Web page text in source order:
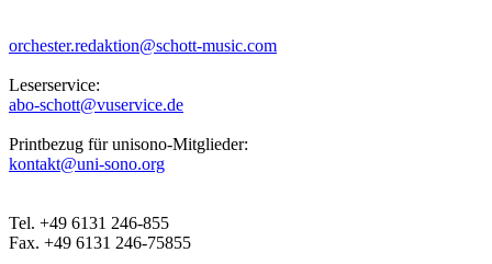
orchester.redaktion@schott-music.com
Leserservice:
abo-schott@vuservice.de
Printbezug für unisono-Mitglieder:
kontakt@uni-sono.org
Tel. +49 6131 246-855
Fax. +49 6131 246-75855